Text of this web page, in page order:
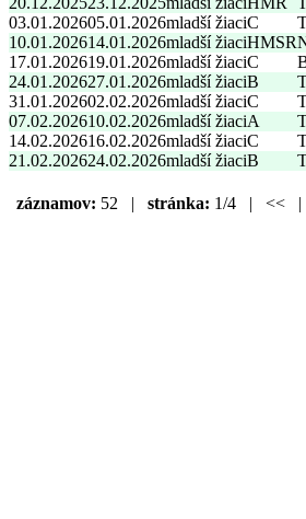
03.01.202605.01.2026mladší žiaciC
10.01.202614.01.2026mladší žiaciHMSR
17.01.202619.01.2026mladší žiaciC
24.01.202627.01.2026mladší žiaciB
31.01.202602.02.2026mladší žiaciC
07.02.202610.02.2026mladší žiaciA
14.02.202616.02.2026mladší žiaciC
21.02.202624.02.2026mladší žiaciB
záznamov: 52 | stránka: 1/4 | << |